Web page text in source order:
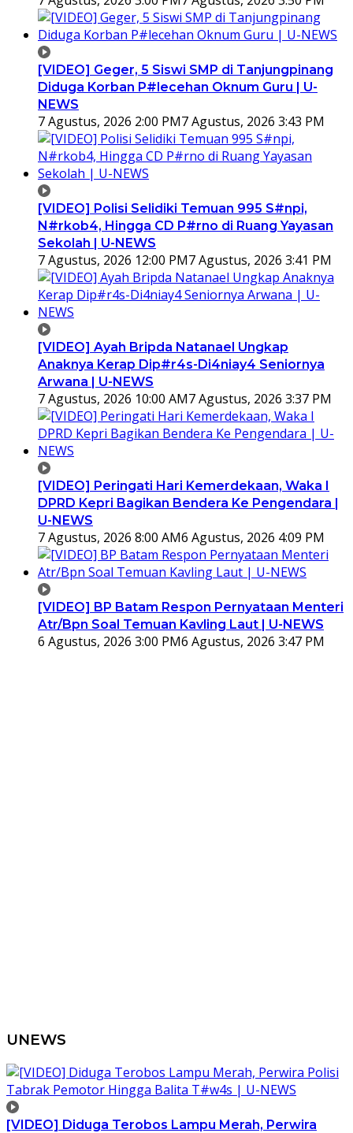
[VIDEO] Geger, 5 Siswi SMP di Tanjungpinang
Diduga Korban P#lecehan Oknum Guru | U-
NEWS
7 Agustus, 2026 2:00 PM7 Agustus, 2026 3:43 PM
[VIDEO] Polisi Selidiki Temuan 995 S#npi,
N#rkob4, Hingga CD P#rno di Ruang Yayasan
Sekolah | U-NEWS
7 Agustus, 2026 12:00 PM7 Agustus, 2026 3:41 PM
[VIDEO] Ayah Bripda Natanael Ungkap
Anaknya Kerap Dip#r4s-Di4niay4 Seniornya
Arwana | U-NEWS
7 Agustus, 2026 10:00 AM7 Agustus, 2026 3:37 PM
[VIDEO] Peringati Hari Kemerdekaan, Waka I
DPRD Kepri Bagikan Bendera Ke Pengendara |
U-NEWS
7 Agustus, 2026 8:00 AM6 Agustus, 2026 4:09 PM
[VIDEO] BP Batam Respon Pernyataan Menteri
Atr/Bpn Soal Temuan Kavling Laut | U-NEWS
6 Agustus, 2026 3:00 PM6 Agustus, 2026 3:47 PM
UNEWS
[VIDEO] Diduga Terobos Lampu Merah, Perwira